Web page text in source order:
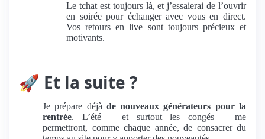
Le tchat est toujours là, et j’essaierai de l’ouvrir
en soirée pour échanger avec vous en direct.
Vos retours en live sont toujours précieux et
motivants.
🚀 Et la suite ?
Je prépare déjà de nouveaux générateurs pour la
rentrée. L’été – et surtout les congés – me
permettront, comme chaque année, de consacrer du